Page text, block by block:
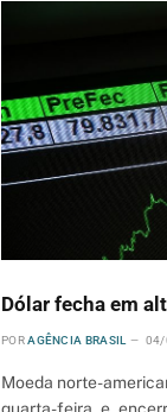
Dólar fecha em
POR AGÊNCIA BRASIL 04/
Moeda norte-